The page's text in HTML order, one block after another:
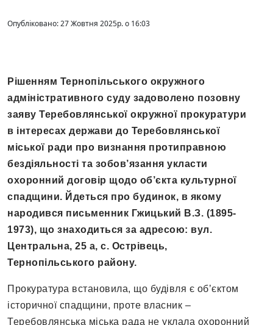
Опубліковано: 27 Жовтня 2025р. о 16:03
Рішенням Тернопільського окружного
адміністративного суду задоволено позовну
заяву Теребовлянської окружної прокуратури
в інтересах держави до Теребовлянської
міської ради про визнання протиправною
бездіяльності та зобов’язання укласти
охоронний договір щодо об’єкта культурної
спадщини. Йдеться про будинок, в якому
народився письменник Гжицький В.З. (1895-
1973), що знаходиться за адресою: вул.
Центральна, 25 а, с. Острівець,
Тернопільського району.
Прокуратура встановила, що будівля є об’єктом
історичної спадщини, проте власник –
Теребовлянська міська рада не уклала охоронний